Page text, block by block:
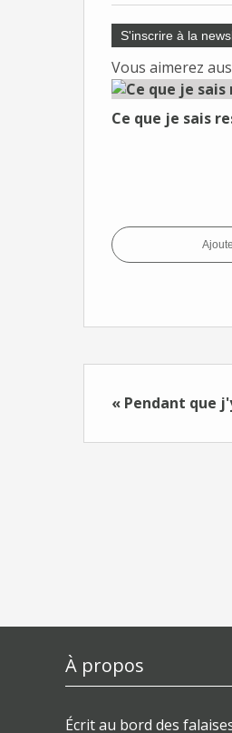
S'inscrire à la
Vous aimerez
Ce que je sais
« Pendant que
À propos
Écrit au bord des